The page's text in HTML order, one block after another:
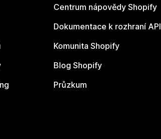
Centrum nápovědy Shopify
Dokumentace k rozhraní API
Komunita Shopify
Blog Shopify
Průzkum